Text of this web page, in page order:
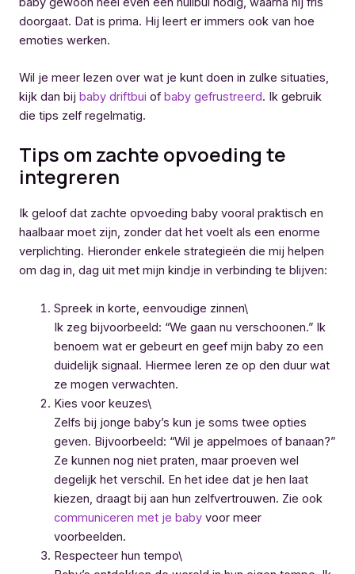
doorgaat. Dat is prima. Hij leert er immers ook van hoe
emoties werken.
Wil je meer lezen over wat je kunt doen in zulke situaties,
kijk dan bij baby driftbui of baby gefrustreerd. Ik gebruik
die tips zelf regelmatig.
Tips om zachte opvoeding te
integreren
Ik geloof dat zachte opvoeding baby vooral praktisch en
haalbaar moet zijn, zonder dat het voelt als een enorme
verplichting. Hieronder enkele strategieën die mij helpen
om dag in, dag uit met mijn kindje in verbinding te blijven:
Spreek in korte, eenvoudige zinnen\
Ik zeg bijvoorbeeld: “We gaan nu verschoonen.” Ik
benoem wat er gebeurt en geef mijn baby zo een
duidelijk signaal. Hiermee leren ze op den duur wat
ze mogen verwachten.
Kies voor keuzes\
Zelfs bij jonge baby’s kun je soms twee opties
geven. Bijvoorbeeld: “Wil je appelmoes of banaan?”
Ze kunnen nog niet praten, maar proeven wel
degelijk het verschil. En het idee dat je hen laat
kiezen, draagt bij aan hun zelfvertrouwen. Zie ook
communiceren met je babyvoor meer
voorbeelden.
Respecteer hun tempo\